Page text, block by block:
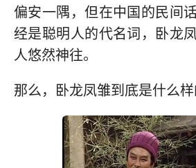
偏安一隅，但在中国的民间
经是聪明人的代名词，卧龙
人悠然神往。
那么，卧龙凤雏到底是什么样